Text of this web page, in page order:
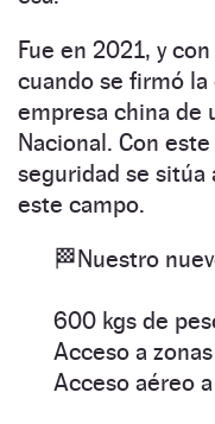
Fue en 2021, y
cuando se firmó
empresa china de
Nacional. Con este
seguridad se sitúa
este campo.
🏁Nuestro
600 kgs de
Acceso a
Acceso aéreo